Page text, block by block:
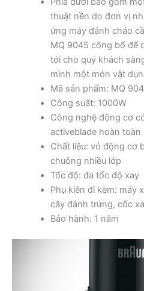
thuật nền do đơn vị
ứng máy đánh cháo
MQ 9045 công bố để
tới cho quý khách
mình một món vật
Mã sản phẩm: MQ
Công suất: 1000W
Công nghệ động cơ
activeblade hoàn toàn
Chất liệu: vỏ động cơ
chuông nhiều lớp
Tốc độ: đa tốc độ xay
Phụ kiên đi kèm: máy
cây đánh trứng, cốc
Bảo hành: 1 năm